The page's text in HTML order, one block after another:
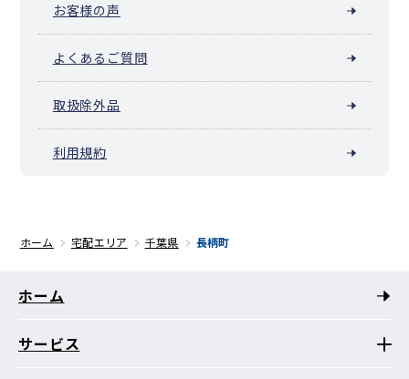
お客様の声
よくあるご質問
取扱除外品
利用規約
ホーム 宅配エリア 千葉県 長柄町
ホーム
サービス